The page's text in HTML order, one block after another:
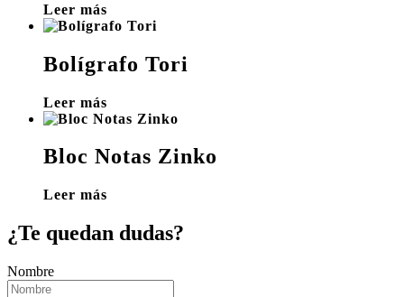
Leer más
Bolígrafo Tori
Leer más
Bloc Notas Zinko
Leer más
¿Te quedan dudas?
Nombre